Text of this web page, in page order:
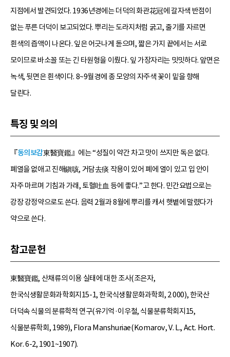
지점에서 발견되었다. 1936년경에는 더덕의 화관花冠에 갈자색 반점이
없는 푸른 더덕이 보고되었다. 뿌리는 도라지처럼 굵고, 줄기를 자르면
흰색의 즙액이 나온다. 잎은 어긋나게 돋으며, 짧은 가지 끝에서는 서로
모이므로 바소꼴 또는 긴 타원형을 이뤘다. 잎 가장자리는 밋밋하다. 앞면은
녹색, 뒷면은 흰색이다. 8~9월경에 종 모양의 자주색 꽃이 밑을 향해
달린다.
특징 및 의의
『동의보감東醫寶鑑』에는 “성질이 약간 차고 맛이 쓰지만 독은 없다.
폐열을 없애고 진해鎭咳, 거담去痰 작용이 있어 폐에 열이 있고 입 안이
자주 마르며 기침과 가래, 토혈吐血 등에 좋다.”고 한다. 민간요법으로는
강장 강정약으로도 쓴다. 음력 2월과 8월에 뿌리를 캐서 햇볕에 말렸다가
약으로 쓴다.
참고문헌
東醫寶鑑, 산채류의 이용 실태에 대한 조사(조은자,
한국식생활문화과학회지15-1, 한국식생활문화과학회, 2 000), 한국산
더덕속 식물의 분류학적 연구(유기억·이우철, 식물분류학회지15,
식물분류학회, 1989), Flora Manshuriae(Komarov, V. L., Act. Hort.
Kor. 6-2, 1901~1907).